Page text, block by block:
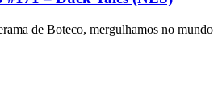
de Boteco, mergulhamos no mundo